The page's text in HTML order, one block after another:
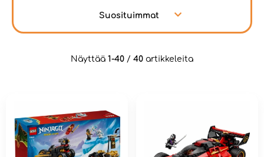
Suosituimmat
Näyttää 1-40 / 40 artikkeleita